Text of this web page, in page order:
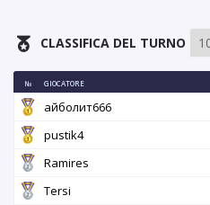
CLASSIFICA DEL TURNO
№ GIOCATORE
айболит666
pustik4
Ramires
Tersi